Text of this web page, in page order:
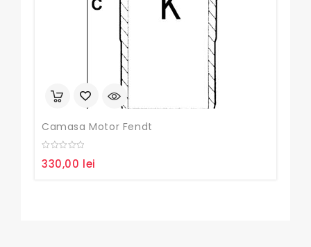
Camasa Motor Fendt
out
330,00 lei